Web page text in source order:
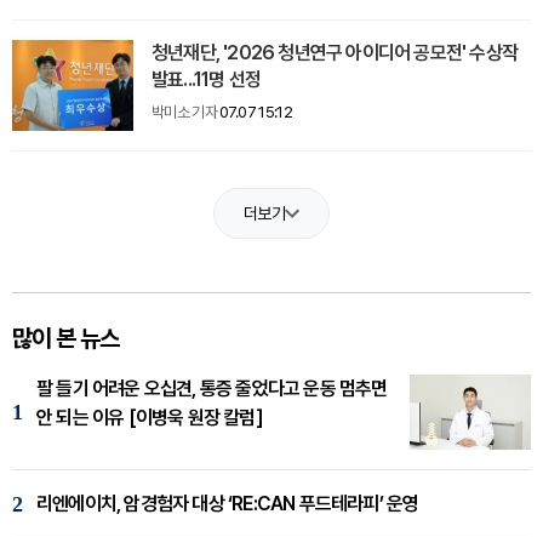
청년재단, '2026 청년연구 아이디어 공모전' 수상작
발표...11명 선정
박미소 기자07.07 15:12
더보기
많이 본 뉴스
1
팔 들기 어려운 오십견, 통증 줄었다고 운동 멈추면
안 되는 이유 [이병욱 원장 칼럼]
2 리엔에이치, 암경험자 대상 ‘RE:CAN 푸드테라피’ 운영